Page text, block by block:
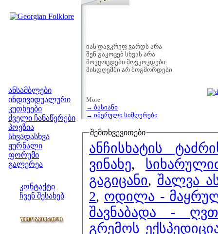
ანსამბლები
ინდივიდუალური
კუთხეები
ძველი ჩანაწერები
პოეზია
სხვადასხვა
ჟურნალი
ფორუმი
გალერეა
კონტაქტი
ჩვენ შესახებ
იას დავკრეფ ვარდს არა
შენ გაკოცებ სხვას არა
მოვცოცდები მოვკოკდები
მისდღემში არ მოგშორდები
More:
→ ბასიანი
→ იმერული სიმღერები
შემთხვევითები
ანჩისხატის
ვინახე,
გაგიცანი, შალვა
2, ოდილა -
შავნაბადა -
გრემოს